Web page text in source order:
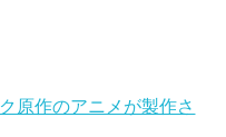
原作のアニメが製作さ